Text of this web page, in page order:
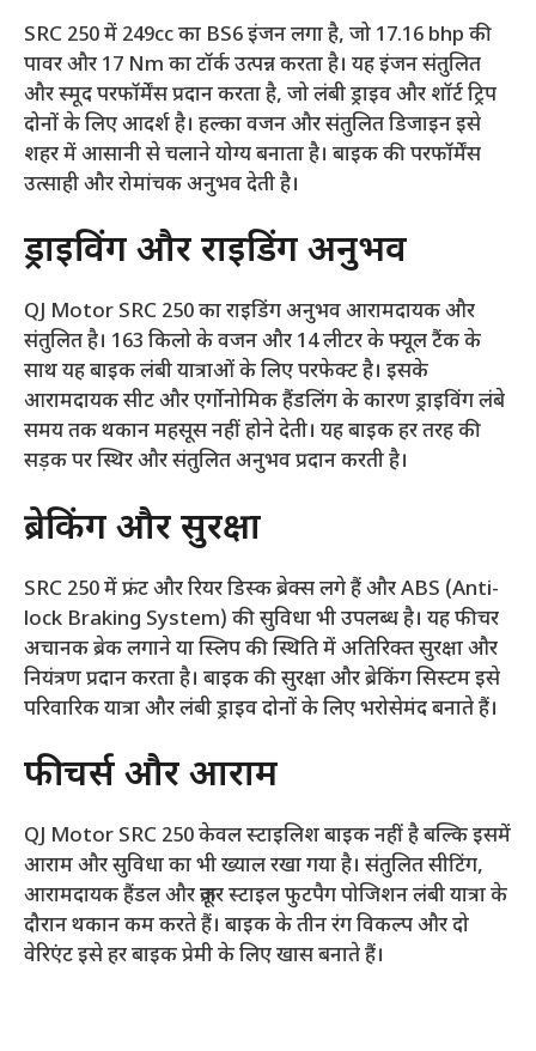
SRC 250 में 249cc का BS6 इंजन लगा है, जो 17.16 bhp की
पावर और 17 Nm का टॉर्क उत्पन्न करता है। यह इंजन संतुलित
और स्मूद परफॉर्मेंस प्रदान करता है, जो लंबी ड्राइव और शॉर्ट ट्रिप
दोनों के लिए आदर्श है। हल्का वजन और संतुलित डिजाइन इसे
शहर में आसानी से चलाने योग्य बनाता है। बाइक की परफॉर्मेंस
उत्साही और रोमांचक अनुभव देती है।
ड्राइविंग और राइडिंग अनुभव
QJ Motor SRC 250 का राइडिंग अनुभव आरामदायक और
संतुलित है। 163 किलो के वजन और 14 लीटर के फ्यूल टैंक के
साथ यह बाइक लंबी यात्राओं के लिए परफेक्ट है। इसके
आरामदायक सीट और एर्गोनोमिक हैंडलिंग के कारण ड्राइविंग लंबे
समय तक थकान महसूस नहीं होने देती। यह बाइक हर तरह की
सड़क पर स्थिर और संतुलित अनुभव प्रदान करती है।
ब्रेकिंग और सुरक्षा
SRC 250 में फ्रंट और रियर डिस्क ब्रेक्स लगे हैं और ABS (Anti-
lock Braking System) की सुविधा भी उपलब्ध है। यह फीचर
अचानक ब्रेक लगाने या स्लिप की स्थिति में अतिरिक्त सुरक्षा और
नियंत्रण प्रदान करता है। बाइक की सुरक्षा और ब्रेकिंग सिस्टम इसे
परिवारिक यात्रा और लंबी ड्राइव दोनों के लिए भरोसेमंद बनाते हैं।
फीचर्स और आराम
QJ Motor SRC 250 केवल स्टाइलिश बाइक नहीं है बल्कि इसमें
आराम और सुविधा का भी ख्याल रखा गया है। संतुलित सीटिंग,
आरामदायक हैंडल और क्रूज़र स्टाइल फुटपैग पोजिशन लंबी यात्रा के
दौरान थकान कम करते हैं। बाइक के तीन रंग विकल्प और दो
वेरिएंट इसे हर बाइक प्रेमी के लिए खास बनाते हैं।